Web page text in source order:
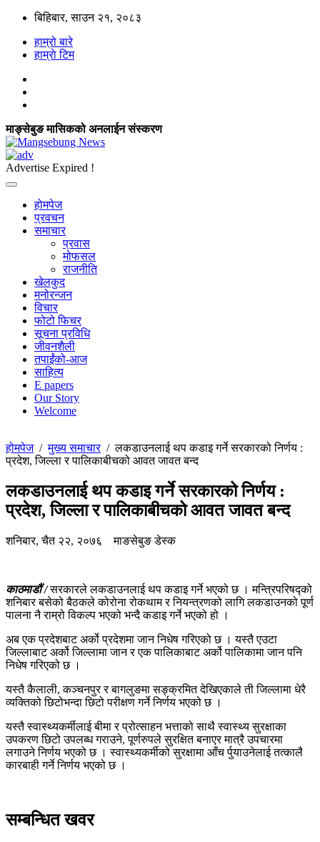
बिहिबार, साउन २१, २०८३
हाम्रो बारे
हाम्राे टिम
माङ्सेबुङ मासिकको अनलाईन संस्करण
Advertise Expired !
होमपेज
प्रवचन
समाचार
प्रवास
मोफसल
राजनीति
खेलकुद
मनोरन्जन
विचार
फोटो फिचर
सूचना प्रविधि
जीवनशैली
तपाईंको-आज
साहित्य
E papers
Our Story
Welcome
होमपेज/मुख्य समाचार/लकडाउनलाई थप कडाइ गर्ने सरकारको निर्णय :
प्रदेश, जिल्ला र पालिकाबीचको आवत जावत बन्द
लकडाउनलाई थप कडाइ गर्ने सरकारको निर्णय :
प्रदेश, जिल्ला र पालिकाबीचको आवत जावत बन्द
शनिबार, चैत २२, २०७६ माङसेबुङ डेस्क
काठमाडौं /सरकारले लकडाउनलाई थप कडाइ गर्ने भएको छ । मन्त्रिपरिषद्को
शनिबार बसेको बैठकले कोरोना रोकथाम र नियन्त्रणको लागि लकडाउनको पूर्ण
पालना नै राम्रो विकल्प भएको भन्दै कडाइ गर्ने भएको हो ।
अब एक प्रदेशबाट अर्को प्रदेशमा जान निधेष गरिएको छ । यस्तै एउटा
जिल्लाबाट अर्को जिल्लामा जान र एक पालिकाबाट अर्को पालिकामा जान पनि
निधेष गरिएको छ ।
यस्तै कैलाली, कञ्चनपुर र बागलुङमा सङ्क्रमित देखिएकाले ती जिल्लामा धेरै
व्यक्तिको छिटोभन्दा छिटो परीक्षण गर्ने निर्णय भएको छ ।
यस्तै स्वास्थ्यकर्मीलाई बीमा र प्रोत्साहन भत्ताको साथै स्वास्थ्य सुरक्षाका
उपकरण छिटो उपलब्ध गराउने, पूर्णरुपले सुरक्षित बनाएर मात्रै उपचारमा
लगाउने निर्णय भएको छ । स्वास्थ्यकर्मीको सुरक्षामा आँच र्पुयाउनेलाई तत्कालै
कारबाही गर्ने निर्णय भएको छ ।
सम्बन्धित खवर